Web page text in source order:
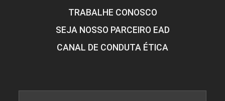
TRABALHE CONOSCO
SEJA NOSSO PARCEIRO EAD
CANAL DE CONDUTA ÉTICA